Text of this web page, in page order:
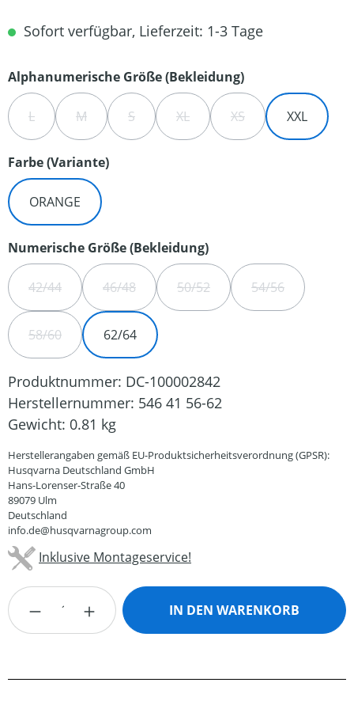
Sofort verfügbar, Lieferzeit: 1-3 Tage
Alphanumerische Größe (Bekleidung)auswählen
L(DIESE OPTION IST ZURZEIT NICHT VERFÜGBAR.)
M(DIESE OPTION IST ZURZEIT NICHT VERFÜGBAR.)
S(DIESE OPTION IST ZURZEIT NICHT
XL(DIESE OPTION IST ZURZEIT
XS(DIESE OPTION IST
XXL
Farbe (Variante)auswählen
ORANGE
Numerische Größe (Bekleidung)auswählen
42/44(DIESE OPTION IST ZURZEIT NICHT VERFÜGBAR.)
46/48(DIESE OPTION IST ZURZEIT NICHT
50/52(DIESE OPTION IST ZURZEIT
54/56(DIESE OPTION
58/60(DIESE OPTION IST ZURZEIT NICHT VERFÜGBAR.)
62/64
Produktnummer: DC-100002842
Herstellernummer: 546 41 56-62
Gewicht: 0.81 kg
Herstellerangaben gemäß EU-Produktsicherheitsverordnung (GPSR):
Husqvarna Deutschland GmbH
Hans-Lorenser-Straße 40
89079 Ulm
Deutschland
info.de@husqvarnagroup.com
Inklusive Montageservice!
Produkt Anzahl: Gib den gewünschten
IN DEN WARENKORB